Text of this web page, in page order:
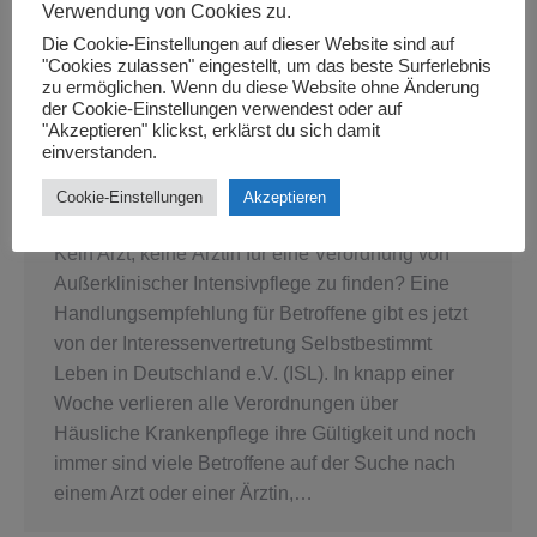
Nachrichten: Verordnung von
Außerklinischer Intensivpflege
Intensivpflege,Neuigkeiten ByMuci October 27, 2023
Kein Arzt, keine Ärztin für eine Verordnung von
Außerklinischer Intensivpflege zu finden? Eine
Handlungsempfehlung für Betroffene gibt es jetzt
von der Interessenvertretung Selbstbestimmt
Leben in Deutschland e.V. (ISL). In knapp einer
Woche verlieren alle Verordnungen über
Häusliche Krankenpflege ihre Gültigkeit und noch
immer sind viele Betroffene auf der Suche nach
einem Arzt oder einer Ärztin,…
Verwendung von Cookies zu.
Die Cookie-Einstellungen auf dieser Website sind auf
"Cookies zulassen" eingestellt, um das beste Surferlebnis
zu ermöglichen. Wenn du diese Website ohne Änderung
der Cookie-Einstellungen verwendest oder auf
"Akzeptieren" klickst, erklärst du sich damit
einverstanden.
Cookie-Einstellungen Akzeptieren